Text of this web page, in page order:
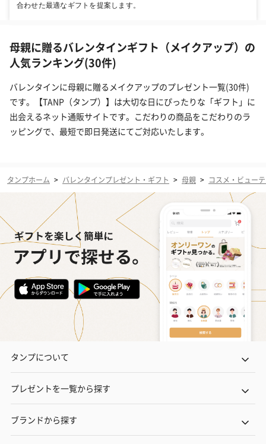
合わせた最適なギフトを提案します。
母親に贈るバレンタインギフト（メイクアップ）の
人気ランキング(30件)
バレンタインに母親に贈るメイクアップのプレゼント一覧(30件)
です。【TANP（タンプ）】は大切な日にぴったりな「ギフト」に
出会えるネット通販サイトです。こだわりの商品をこだわりのラ
ッピングで、最短で即日発送にてご対応いたします。
タンプホーム > バレンタインプレゼント・ギフト > 母親 > コスメ・ビュー
タンプについて
プレゼントを一覧から探す
ブランドから探す